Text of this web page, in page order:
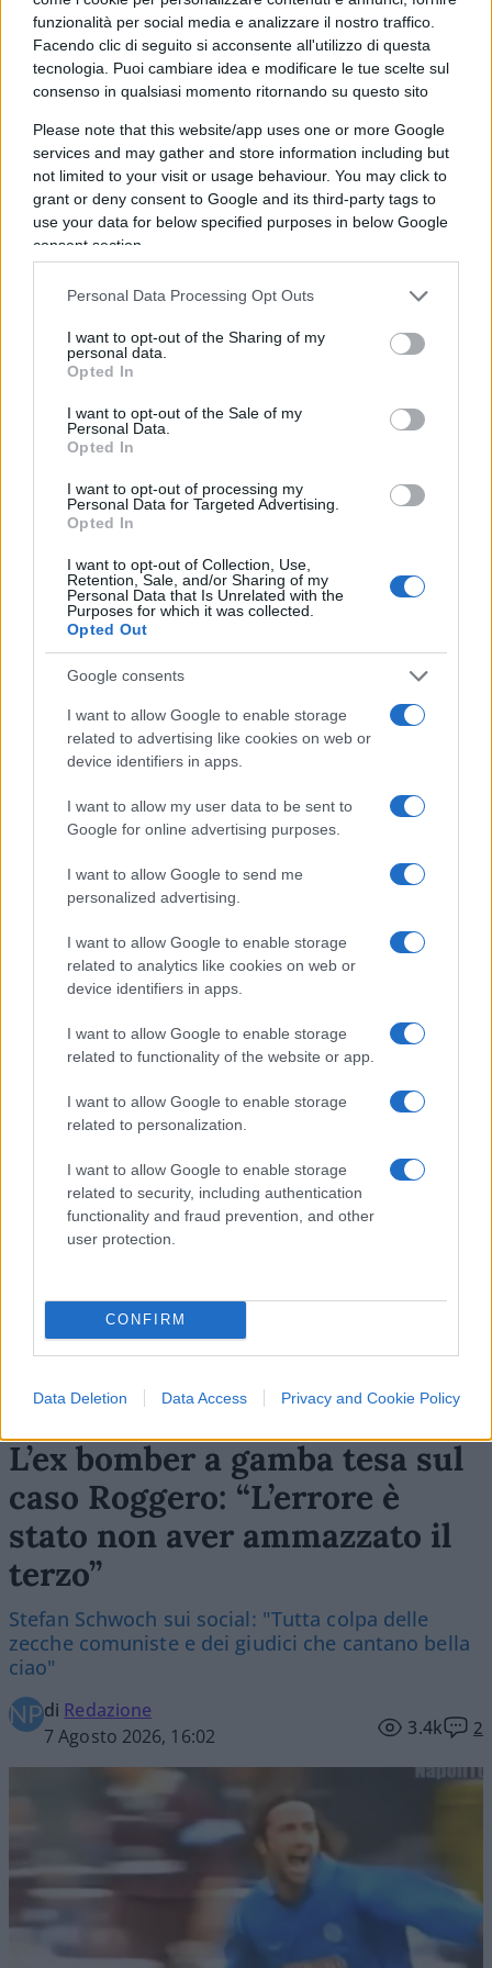
funzionalità per social media e analizzare il nostro traffico.
Facendo clic di seguito si acconsente all'utilizzo di questa
tecnologia. Puoi cambiare idea e modificare le tue scelte sul
consenso in qualsiasi momento ritornando su questo sito
Please note that this website/app uses one or more Google
services and may gather and store information including but
not limited to your visit or usage behaviour. You may click to
grant or deny consent to Google and its third-party tags to
use your data for below specified purposes in below Google
consent section.
Personal Data Processing Opt Outs
I want to opt-out of the Sharing of my
personal data.
Opted In
I want to opt-out of the Sale of my
Personal Data.
Opted In
I want to opt-out of processing my
Personal Data for Targeted Advertising.
Opted In
I want to opt-out of Collection, Use,
Retention, Sale, and/or Sharing of my
Personal Data that Is Unrelated with the
Purposes for which it was collected.
Opted Out
Google consents
I want to allow Google to enable storage
related to advertising like cookies on web or
device identifiers in apps.
I want to allow my user data to be sent to
Google for online advertising purposes.
I want to allow Google to send me
personalized advertising.
I want to allow Google to enable storage
related to analytics like cookies on web or
device identifiers in apps.
I want to allow Google to enable storage
related to functionality of the website or app.
I want to allow Google to enable storage
related to personalization.
I want to allow Google to enable storage
related to security, including authentication
functionality and fraud prevention, and other
user protection.
CONFIRM
Data Deletion Data Access Privacy and Cookie Policy
internazionale, con notevoli effetti pregiudizievoli
a danno dei telespettatori. Nel determinare la
sanzione l’Autorità ha tenuto conto della
già sanzionata per episodi di pubblicità occulta
nel corso della passata edizione del Festival di
Sanremo”.
Ma non solo.L’Autorità, sempre in merito al
Festival di Sanremo, chiede anche al servizio
pubblico una ”revisione del Capitolato tecnico
alla capacità di elaborazione di più elevati flussi di
voti mediante sms, in modo da prevenire futuri
analoghi disservizi, comunicando all’Autorità le
azioni intraprese”. Pure il sistema del televoto
finisce quindi sul banco degli imputati.
‘”La sanzione inflitta oggi dall’Agcom rappresenta
una vittoria del Codacons
afferma oggi il presidente del Codacons Carlo
Rienzi, che aveva presentato l’esposto.
Nicolaporro.it è anche su Whatsapp. È
essere sempre aggiornati (gratis)
#AGCOM #JOHN TRAVOLTA #MULTA
#RAI
#SANREMO
#SCARPE
10
Vignetta del 07/08/2026
L’ex bomber a gamba tesa sul
caso Roggero: “L’errore è
stato non aver ammazzato il
terzo”
Stefan Schwoch sui social: "Tutta colpa delle
zecche comuniste e dei giudici che cantano bella
ciao"
di Redazione
7 Agosto 2026, 16:02
3.4k 2